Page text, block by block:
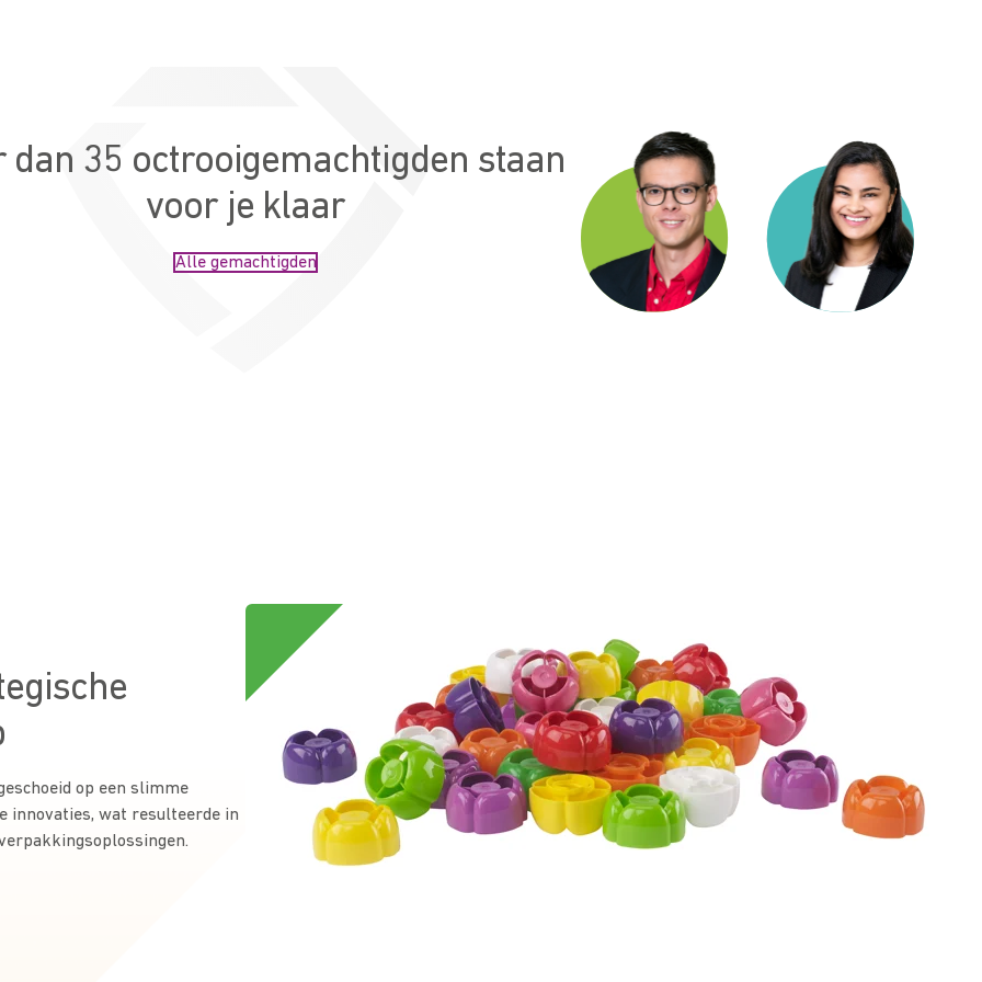
dan 35 octrooigemachtigden staan
voor je klaar
Alle gemachtigden
op een slimme
innovaties, wat resulteerde in